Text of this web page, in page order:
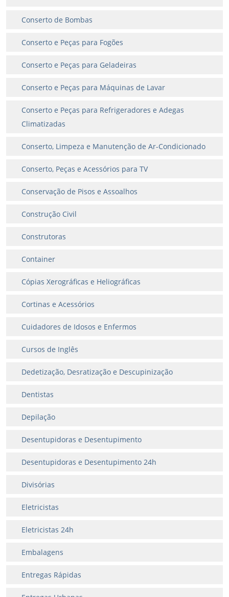
Conserto de Bombas
Conserto e Peças para Fogões
Conserto e Peças para Geladeiras
Conserto e Peças para Máquinas de Lavar
Conserto e Peças para Refrigeradores e Adegas
Climatizadas
Conserto, Limpeza e Manutenção de Ar-Condicionado
Conserto, Peças e Acessórios para TV
Conservação de Pisos e Assoalhos
Construção Civil
Construtoras
Container
Cópias Xerográficas e Heliográficas
Cortinas e Acessórios
Cuidadores de Idosos e Enfermos
Cursos de Inglês
Dedetização, Desratização e Descupinização
Dentistas
Depilação
Desentupidoras e Desentupimento
Desentupidoras e Desentupimento 24h
Divisórias
Eletricistas
Eletricistas 24h
Embalagens
Entregas Rápidas